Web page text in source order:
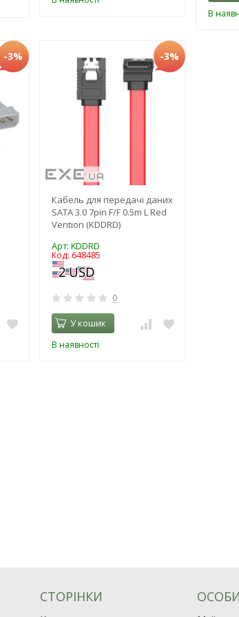
В
-3% -3%
Кабель для передачі даних
SATA 3.0 7pin F/F 0.5m L Red
Vention (KDDRD)
Арт: KDDRD
Код: 648485
0
У кошик
В наявності
СТОРІНКИ